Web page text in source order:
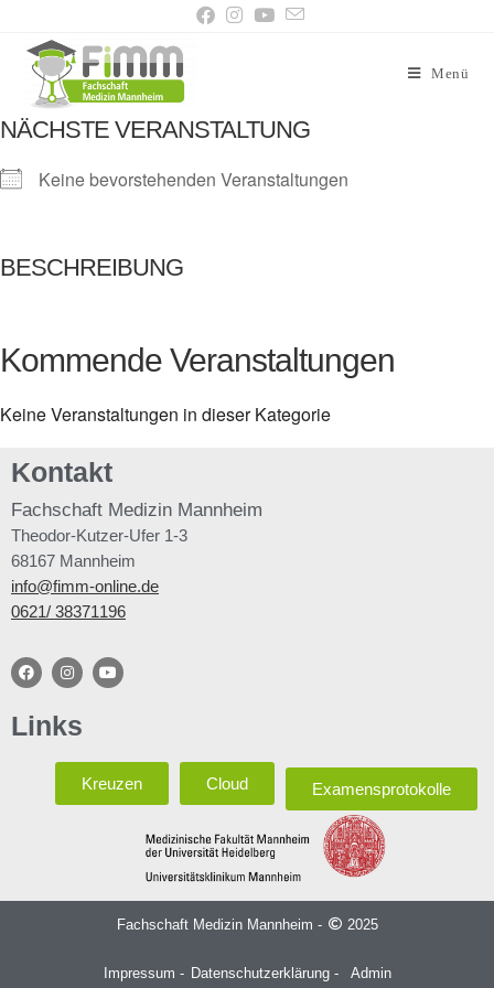
Menü
NÄCHSTE VERANSTALTUNG
Keine bevorstehenden Veranstaltungen
BESCHREIBUNG
Kommende Veranstaltungen
Keine Veranstaltungen in dieser Kategorie
Kontakt
Fachschaft Medizin Mannheim
Theodor-Kutzer-Ufer 1-3
68167 Mannheim
info@fimm-online.de
0621/ 38371196
Links
Kreuzen Cloud Examensprotokolle
Fachschaft Medizin Mannheim - 2025
Impressum - Datenschutzerklärung - Admin